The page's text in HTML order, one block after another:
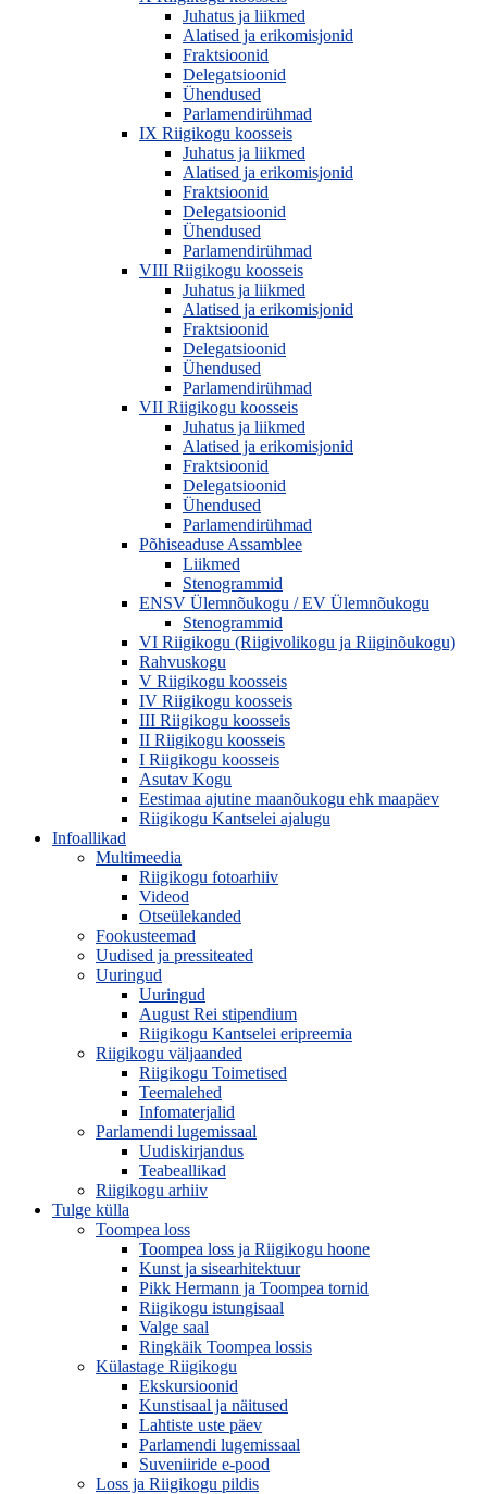
Juhatus ja liikmed
Alatised ja erikomisjonid
Fraktsioonid
Delegatsioonid
Ühendused
Parlamendirühmad
IX Riigikogu koosseis
Juhatus ja liikmed
Alatised ja erikomisjonid
Fraktsioonid
Delegatsioonid
Ühendused
Parlamendirühmad
VIII Riigikogu koosseis
Juhatus ja liikmed
Alatised ja erikomisjonid
Fraktsioonid
Delegatsioonid
Ühendused
Parlamendirühmad
VII Riigikogu koosseis
Juhatus ja liikmed
Alatised ja erikomisjonid
Fraktsioonid
Delegatsioonid
Ühendused
Parlamendirühmad
Põhiseaduse Assamblee
Liikmed
Stenogrammid
ENSV Ülemnõukogu / EV Ülemnõukogu
Stenogrammid
VI Riigikogu (Riigivolikogu ja Riiginõukogu)
Rahvuskogu
V Riigikogu koosseis
IV Riigikogu koosseis
III Riigikogu koosseis
II Riigikogu koosseis
I Riigikogu koosseis
Asutav Kogu
Eestimaa ajutine maanõukogu ehk maapäev
Riigikogu Kantselei ajalugu
Infoallikad
Multimeedia
Riigikogu fotoarhiiv
Videod
Otseülekanded
Fookusteemad
Uudised ja pressiteated
Uuringud
Uuringud
August Rei stipendium
Riigikogu Kantselei eripreemia
Riigikogu väljaanded
Riigikogu Toimetised
Teemalehed
Infomaterjalid
Parlamendi lugemissaal
Uudiskirjandus
Teabeallikad
Riigikogu arhiiv
Tulge külla
Toompea loss
Toompea loss ja Riigikogu hoone
Kunst ja sisearhitektuur
Pikk Hermann ja Toompea tornid
Riigikogu istungisaal
Valge saal
Ringkäik Toompea lossis
Külastage Riigikogu
Ekskursioonid
Kunstisaal ja näitused
Lahtiste uste päev
Parlamendi lugemissaal
Suveniiride e-pood
Loss ja Riigikogu pildis